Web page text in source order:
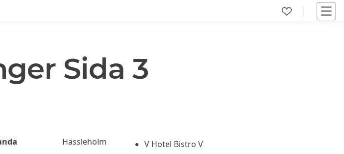
Sida 3
Hässleholm
V Hotel Bistro V